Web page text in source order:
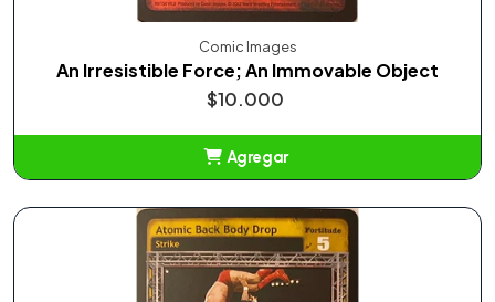
Comic Images
An Irresistible Force; An Immovable Object
$10.000
Agregar